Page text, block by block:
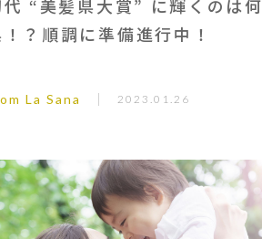
“美髪県大賞” に輝くのは何
！？順調に準備進行中！
La Sana 2023.01.26